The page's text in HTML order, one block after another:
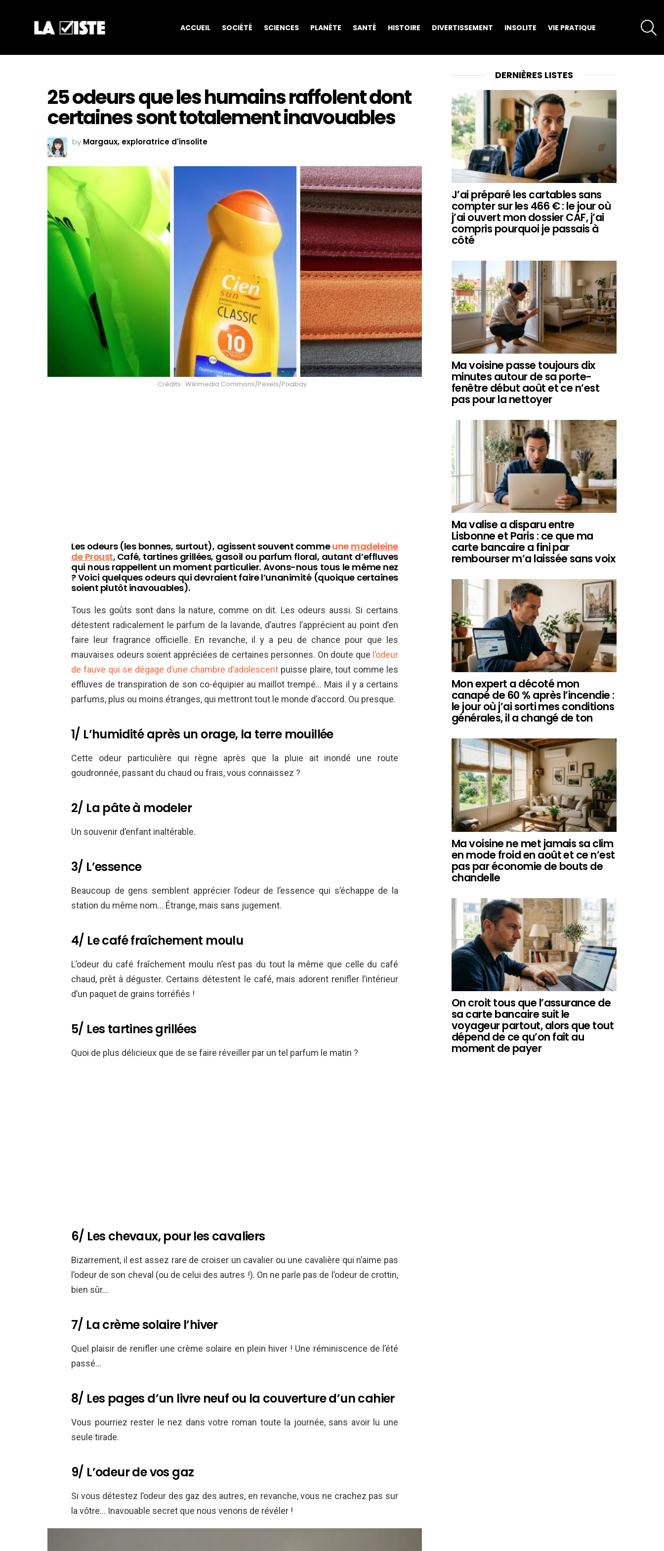
ACCUEIL SOCIÉTÉ SCIENCES PLANÈTE SANTÉ HISTOIRE DIVERTISSEMENT INSOLITE VIE PRATIQUE
25 odeurs que les humains raffolent dont
certaines sont totalement inavouables
by Margaux, exploratrice d'insolite
Crédits : Wikimedia Commons/Pexels/Pixabay
Les odeurs (les bonnes, surtout), agissent souvent commeune madeleine
de Proust.Café, tartines grillées, gasoil ou parfum floral, autant d’effluves
qui nous rappellent un moment particulier. Avons-nous tous le même nez
? Voici quelques odeurs qui devraient faire l’unanimité (quoique certaines
soient plutôt inavouables).
Tous les goûts sont dans la nature, comme on dit. Les odeurs aussi. Si certains
détestent radicalement le parfum de la lavande, d’autres l’apprécient au point d’en
faire leur fragrance officielle. En revanche, il y a peu de chance pour que les
mauvaises odeurs soient appréciées de certaines personnes. On doute que l’odeur
de fauve qui se dégage d’une chambre d’adolescent puisse plaire, tout comme les
effluves de transpiration de son co-équipier au maillot trempé… Mais il y a certains
parfums, plus ou moins étranges, qui mettront tout le monde d’accord. Ou presque.
1/ L’humidité après un orage, la terre mouillée
Cette odeur particulière qui règne après que la pluie ait inondé une route
goudronnée, passant du chaud ou frais, vous connaissez ?
2/ La pâte à modeler
Un souvenir d’enfant inaltérable.
3/ L’essence
Beaucoup de gens semblent apprécier l’odeur de l’essence qui s’échappe de la
station du même nom… Étrange, mais sans jugement.
4/ Le café fraîchement moulu
L’odeur du café fraîchement moulu n’est pas du tout la même que celle du café
chaud, prêt à déguster. Certains détestent le café, mais adorent renifler l’intérieur
d’un paquet de grains torréfiés !
5/ Les tartines grillées
Quoi de plus délicieux que de se faire réveiller par un tel parfum le matin ?
6/ Les chevaux, pour les cavaliers
Bizarrement, il est assez rare de croiser un cavalier ou une cavalière qui n’aime pas
l’odeur de son cheval (ou de celui des autres !). On ne parle pas de l’odeur de crottin,
bien sûr…
7/ La crème solaire l’hiver
Quel plaisir de renifler une crème solaire en plein hiver ! Une réminiscence de l’été
passé…
8/ Les pages d’un livre neuf ou la couverture d’un cahier
Vous pourriez rester le nez dans votre roman toute la journée, sans avoir lu une
seule tirade.
9/ L’odeur de vos gaz
Si vous détestez l’odeur des gaz des autres, en revanche, vous ne crachez pas sur
la vôtre… Inavouable secret que nous venons de révéler !
DERNIÈRES LISTES
J’ai préparé les cartables sans
compter sur les 466 € : le jour où
j’ai ouvert mon dossier CAF, j’ai
compris pourquoi je passais à
côté
Ma voisine passe toujours dix
minutes autour de sa porte-
fenêtre début août et ce n’est
pas pour la nettoyer
Ma valise a disparu entre
Lisbonne et Paris : ce que ma
carte bancaire a fini par
rembourser m’a laissée sans voix
Mon expert a décoté mon
canapé de 60 % après l’incendie :
le jour où j’ai sorti mes conditions
générales, il a changé de ton
Ma voisine ne met jamais sa clim
en mode froid en août et ce n’est
pas par économie de bouts de
chandelle
On croit tous que l’assurance de
sa carte bancaire suit le
voyageur partout, alors que tout
dépend de ce qu’on fait au
moment de payer